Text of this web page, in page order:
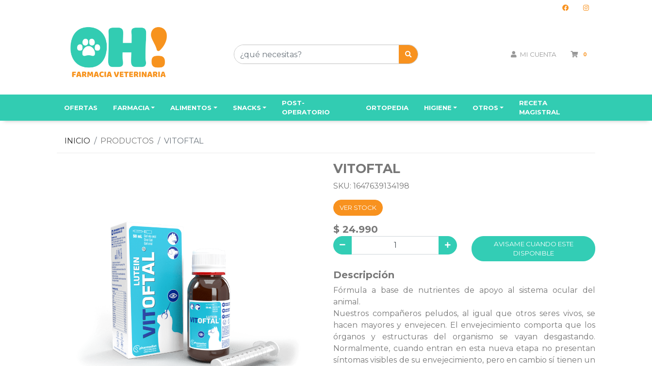
MI CUENTA 0
OFERTAS FARMACIA ALIMENTOS SNACKS
POST-
OPERATORIO
ORTOPEDIA HIGIENE OTROS
RECETA
MAGISTRAL
INICIO PRODUCTOS VITOFTAL
VITOFTAL
SKU: 1647639134198
VER STOCK
$ 24.990
AVISAME CUANDO ESTE
DISPONIBLE
Descripción
Fórmula a base de nutrientes de apoyo al sistema ocular del
animal.
Nuestros compañeros peludos, al igual que otros seres vivos, se
hacen mayores y envejecen. El envejecimiento comporta que los
órganos y estructuras del organismo se vayan desgastando.
Normalmente, cuando entran en esta nueva etapa no presentan
síntomas visibles de su envejecimiento, pero en cambio sí tienen un